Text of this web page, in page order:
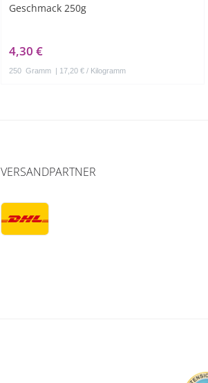
Geschmack 250g
4,30 €
250 Gramm | 17,20 € / Kilogramm
VERSANDPARTNER